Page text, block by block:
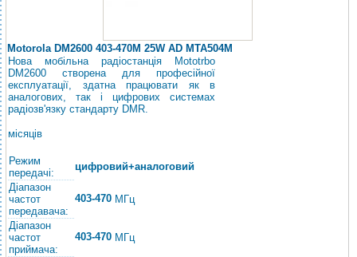
Motorola DM2600 403-470M 25W AD MTA504M
Нова мобільна радіостанція Mototrbo
DM2600 створена для професійної
експлуатації, здатна працювати як в
аналогових, так і цифрових системах
радіозв'язку стандарту DMR.
місяців
Режим
передачі:
цифровий+аналоговий
Діапазон
частот
передавача:
403-470 МГц
Діапазон
частот
приймача:
403-470 МГц